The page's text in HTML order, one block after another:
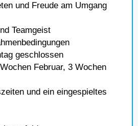
und Freude am Umgang
Teamgeist
geschlossen
Februar, 3 Wochen
und ein eingespieltes